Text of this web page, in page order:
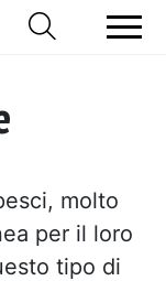
molto
per il loro
tipo di